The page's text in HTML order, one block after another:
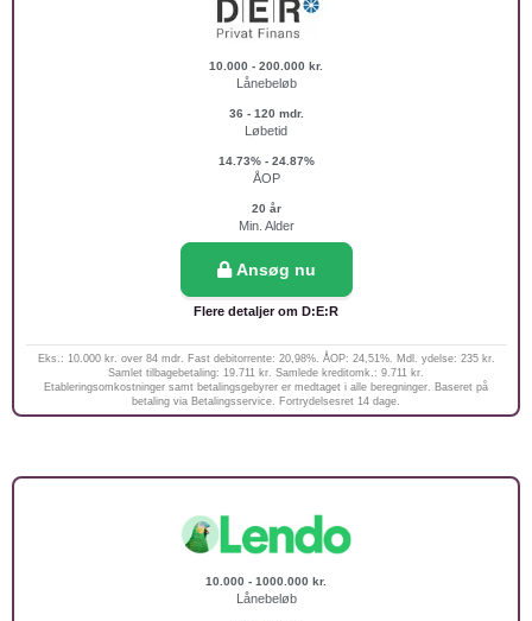
10.000 - 200.000 kr.
Lånebeløb
36 - 120 mdr.
Løbetid
14.73% - 24.87%
ÅOP
20 år
Min. Alder
Ansøg nu
Flere detaljer om D:E:R
Eks.: 10.000 kr. over 84 mdr. Fast debitorrente: 20,98%. ÅOP: 24,51%. Mdl. ydelse: 235 kr.
Samlet tilbagebetaling: 19.711 kr. Samlede kreditomk.: 9.711 kr.
Etableringsomkostninger samt betalingsgebyrer er medtaget i alle beregninger. Baseret på
betaling via Betalingsservice. Fortrydelsesret 14 dage.
10.000 - 1000.000 kr.
Lånebeløb